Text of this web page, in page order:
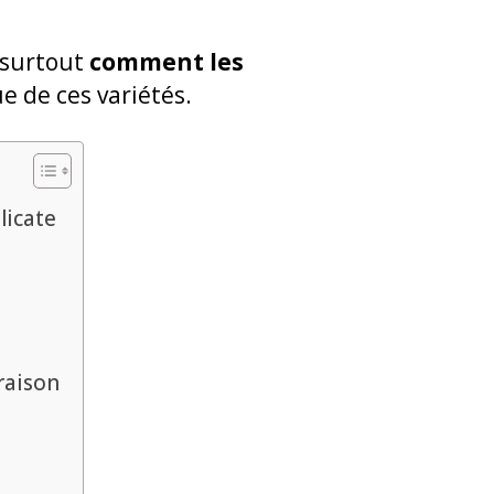
comment les
de ces variétés.